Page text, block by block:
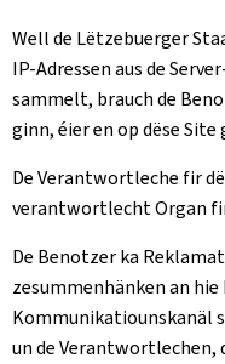
Well de Lëtzebuerger
IP-Adressen aus de
sammelt, brauch de
ginn, éier en op dëse Site
De Verantwortleche fir
verantwortlecht Organ
De Benotzer ka
zesummenhänken an
Kommunikatiounskanäl
un de Verantwortlechen,